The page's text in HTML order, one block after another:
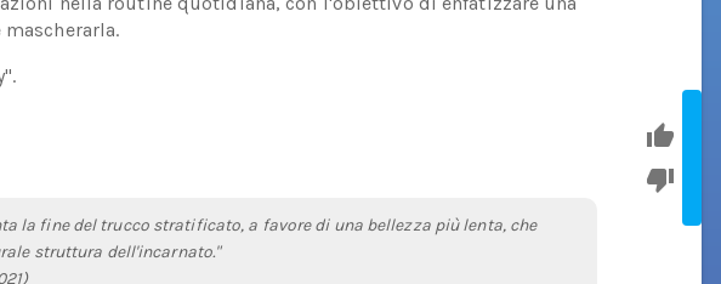
la fine del trucco stratificato, a favore di una bellezza più lenta, che
struttura dell'incarnato."